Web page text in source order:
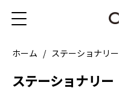
ホーム ステーショナリー
ステーショナリー